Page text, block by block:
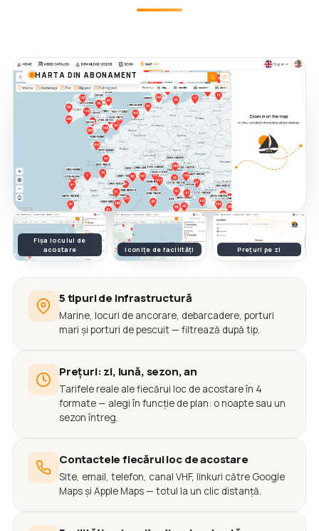
HARTA DIN ABONAMENT
Fișa locului de
acostare
Iconițe de facilități Prețuri pe zi
5 tipuri de infrastructură
Marine, locuri de ancorare, debarcadere, porturi
mari și porturi de pescuit — filtrează după tip.
Prețuri: zi, lună, sezon, an
Tarifele reale ale fiecărui loc de acostare în 4
formate — alegi în funcție de plan: o noapte sau un
sezon întreg.
Contactele fiecărui loc de acostare
Site, email, telefon, canal VHF, linkuri către Google
Maps și Apple Maps — totul la un clic distanță.